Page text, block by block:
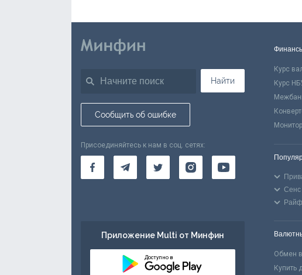
Найти
Сообщить об ошибке
Присоединяйтесь к нам в соц. сетях:
Приложение Multi от Минфин
Доступно в
Курс
Курс
Сенс
Обмен
Купить